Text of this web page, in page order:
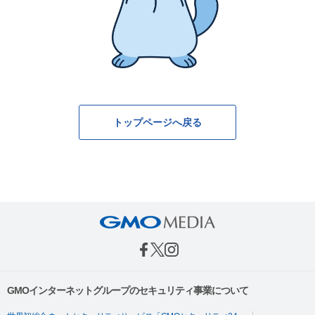
トップページへ戻る
GMOインターネットグループのセキュリティ事業について